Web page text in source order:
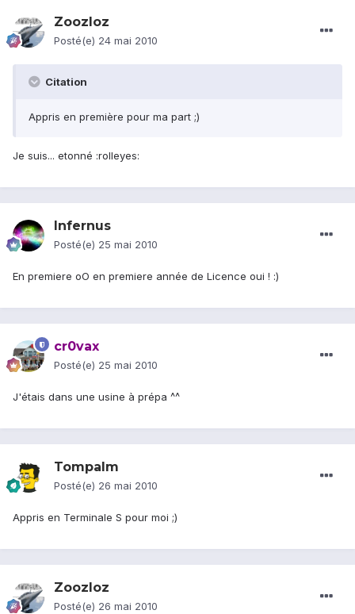
Zoozloz
Posté(e) 24 mai 2010
Citation
Appris en première pour ma part ;)
Je suis... etonné :rolleyes:
Infernus
Posté(e) 25 mai 2010
En premiere oO en premiere année de Licence oui ! :)
cr0vax
Posté(e) 25 mai 2010
J'étais dans une usine à prépa ^^
Tompalm
Posté(e) 26 mai 2010
Appris en Terminale S pour moi ;)
Zoozloz
Posté(e) 26 mai 2010